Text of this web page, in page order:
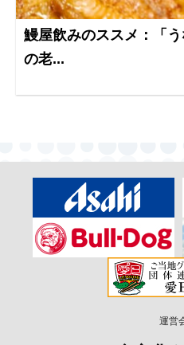
鰻屋飲みのススメ：「
の老...
運営